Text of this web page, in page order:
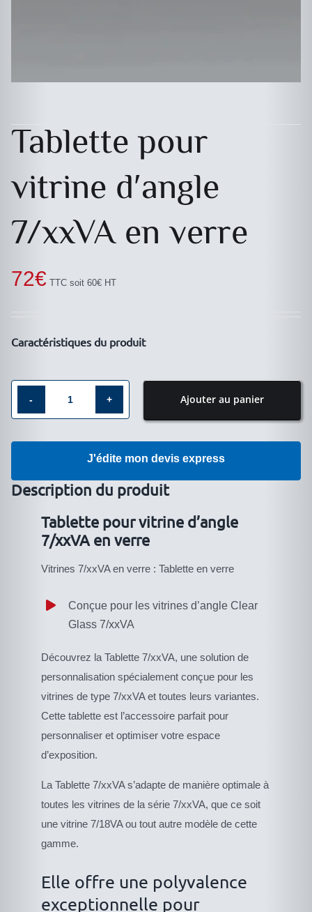
Tablette pour
vitrine d′angle
7/xxVA en verre
72€ TTC soit 60€ HT
Caractéristiques du produit
pour
vitrine
7/xxVA
en
verre
Ajouter au panier
J'édite mon devis express
Description du produit
Tablette pour vitrine d’angle
7/xxVA en verre
Vitrines 7/xxVA en verre : Tablette en verre
Conçue pour les vitrines d’angle Clear
Glass 7/xxVA
Découvrez la Tablette 7/xxVA, une solution de
personnalisation spécialement conçue pour les
vitrines de type 7/xxVA et toutes leurs variantes.
Cette tablette est l’accessoire parfait pour
personnaliser et optimiser votre espace
d’exposition.
La Tablette 7/xxVA s’adapte de manière optimale à
toutes les vitrines de la série 7/xxVA, que ce soit
une vitrine 7/18VA ou tout autre modèle de cette
gamme.
Elle offre une polyvalence
exceptionnelle pour